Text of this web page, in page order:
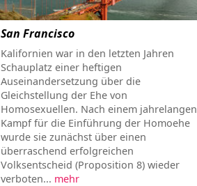
San Francisco
Kalifornien war in den letzten Jahren
Schauplatz einer heftigen
Auseinandersetzung über die
Gleichstellung der Ehe von
Homosexuellen. Nach einem jahrelangen
Kampf für die Einführung der Homoehe
wurde sie zunächst über einen
überraschend erfolgreichen
Volksentscheid (Proposition 8) wieder
verboten... mehr